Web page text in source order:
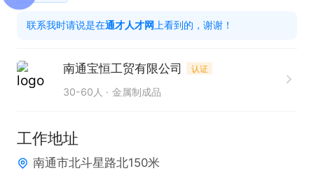
只需两步，轻松找工作：1、先点击投简历；2、再打
电话。联系时请说在【通才人才网】上看到的！
联系我时请说是在通才人才网 上看到的，谢谢！
南通宝恒工贸有限公司 认证
30-60人 金属制成品
工作地址
南通市北斗星路北150米